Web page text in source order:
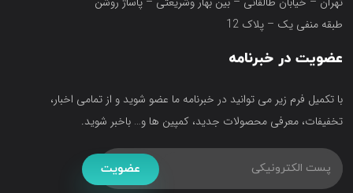
طبقه منفی یک – پلاک 12
عضویت در خبرنامه
با تکمیل فرم زیر می توانید در خبرنامه ما عضو شوید و از تمامی اخبار،
تخفیفات، معرفی محصولات جدید، کمپین ها و… باخبر شوید.
عضویت